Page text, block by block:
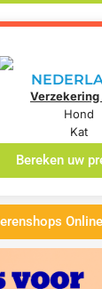
Verzekering
Hond
Kat
Bereken uw